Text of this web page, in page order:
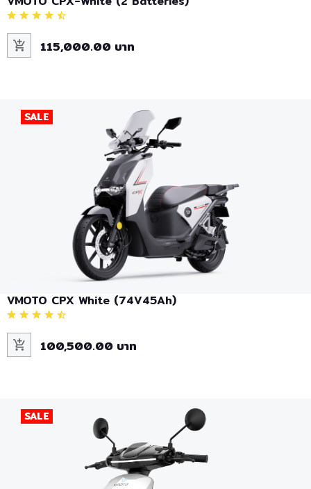
115,000.00 บาท
SALE
VMOTO CPX White (74V45Ah)
100,500.00 บาท
SALE